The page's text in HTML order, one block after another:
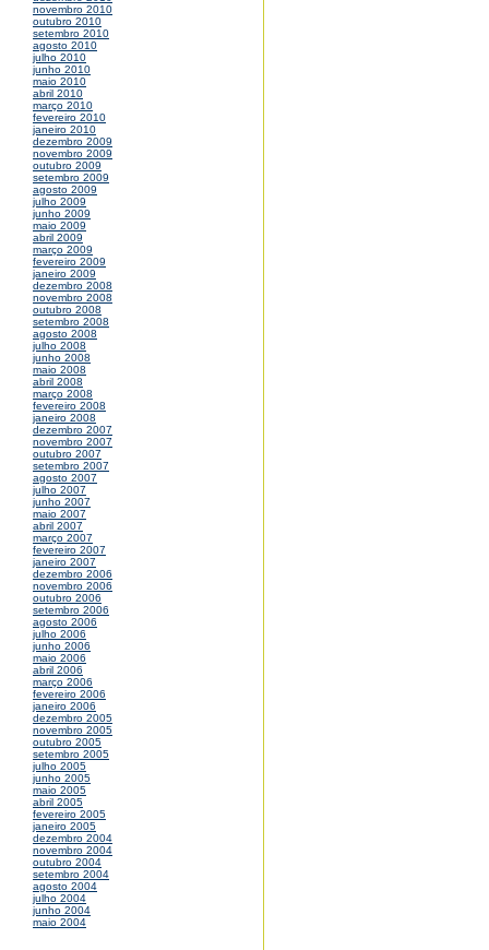
novembro 2010
outubro 2010
setembro 2010
agosto 2010
julho 2010
junho 2010
maio 2010
abril 2010
março 2010
fevereiro 2010
janeiro 2010
dezembro 2009
novembro 2009
outubro 2009
setembro 2009
agosto 2009
julho 2009
junho 2009
maio 2009
abril 2009
março 2009
fevereiro 2009
janeiro 2009
dezembro 2008
novembro 2008
outubro 2008
setembro 2008
agosto 2008
julho 2008
junho 2008
maio 2008
abril 2008
março 2008
fevereiro 2008
janeiro 2008
dezembro 2007
novembro 2007
outubro 2007
setembro 2007
agosto 2007
julho 2007
junho 2007
maio 2007
abril 2007
março 2007
fevereiro 2007
janeiro 2007
dezembro 2006
novembro 2006
outubro 2006
setembro 2006
agosto 2006
julho 2006
junho 2006
maio 2006
abril 2006
março 2006
fevereiro 2006
janeiro 2006
dezembro 2005
novembro 2005
outubro 2005
setembro 2005
julho 2005
junho 2005
maio 2005
abril 2005
fevereiro 2005
janeiro 2005
dezembro 2004
novembro 2004
outubro 2004
setembro 2004
agosto 2004
julho 2004
junho 2004
maio 2004